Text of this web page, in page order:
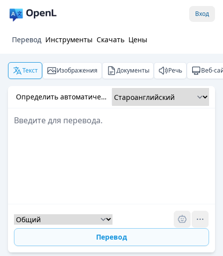
Вход
Перевод Инструменты Скачать Цены
Текст Изображения Документы Речь Веб-
Определить автоматически
Перевод